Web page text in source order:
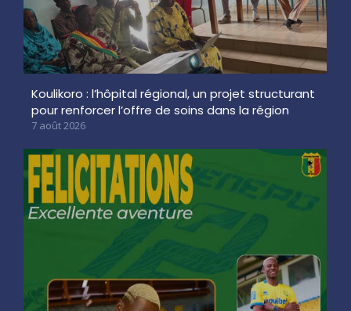
Koulikoro : l’hôpital régional, un projet structurant
pour renforcer l’offre de soins dans la région
7 août 2026